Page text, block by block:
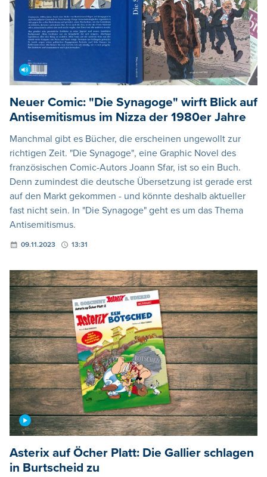
Neuer Comic: "Die Synagoge" wirft Blick auf
Antisemitismus im Nizza der 1980er Jahre
Manchmal gibt es Bücher, die erscheinen ungewollt zur
richtigen Zeit. "Die Synagoge", eine Graphic Novel des
französischen Comic-Autors Joann Sfar, ist so ein Buch.
Denn zumindest die deutsche Übersetzung ist gerade erst
auf den Markt gekommen - und könnte deshalb aktueller
fast nicht sein. In "Die Synagoge" geht es um das Thema
Antisemitismus.
09.11.2023 13:31
Asterix auf Öcher Platt: Die Gallier schlagen
in Burtscheid zu